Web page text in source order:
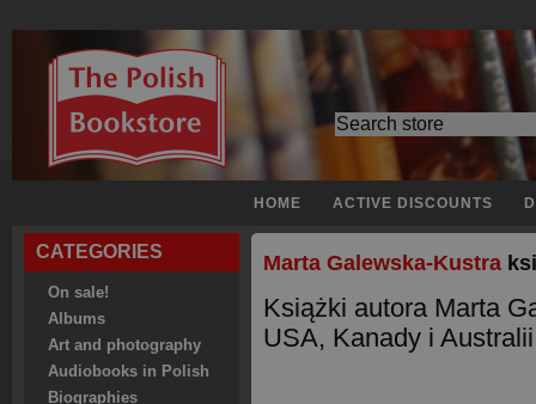
HOME ACTIVE DISCOUNTS
CATEGORIES
On sale!
Albums
Art and photography
Audiobooks in Polish
Biographies
Marta Galewska-Kustra
Książki autora Marta
USA, Kanady i